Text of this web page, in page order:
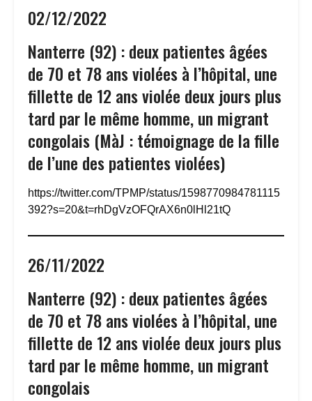
02/12/2022
Nanterre (92) : deux patientes âgées
de 70 et 78 ans violées à l’hôpital, une
fillette de 12 ans violée deux jours plus
tard par le même homme, un migrant
congolais (MàJ : témoignage de la fille
de l’une des patientes violées)
https://twitter.com/TPMP/status/1598770984781115
392?s=20&t=rhDgVzOFQrAX6n0lHl21tQ
26/11/2022
Nanterre (92) : deux patientes âgées
de 70 et 78 ans violées à l’hôpital, une
fillette de 12 ans violée deux jours plus
tard par le même homme, un migrant
congolais